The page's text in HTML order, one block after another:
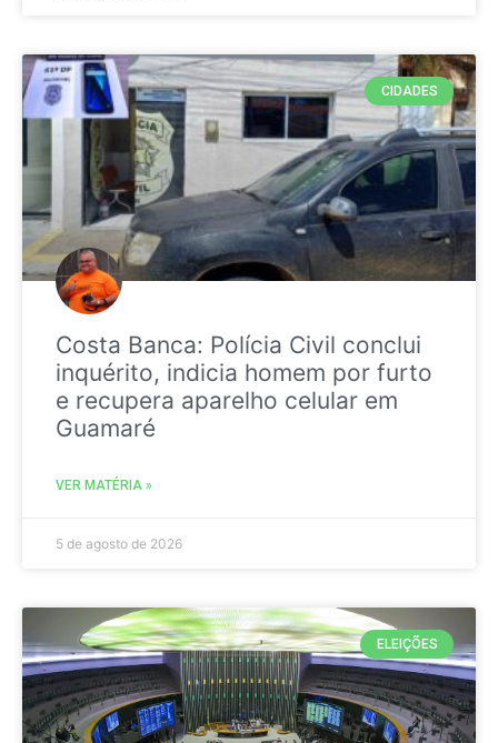
CIDADES
Costa Banca: Polícia Civil conclui
inquérito, indicia homem por furto
e recupera aparelho celular em
Guamaré
VER MATÉRIA »
5 de agosto de 2026
ELEIÇÕES